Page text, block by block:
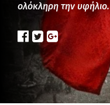
ολόκληρη την υφήλιο.